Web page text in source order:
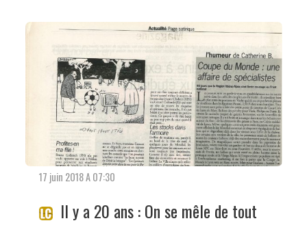
17 juin 2018 A 07:30
Il y a 20 ans : On se mêle de tout